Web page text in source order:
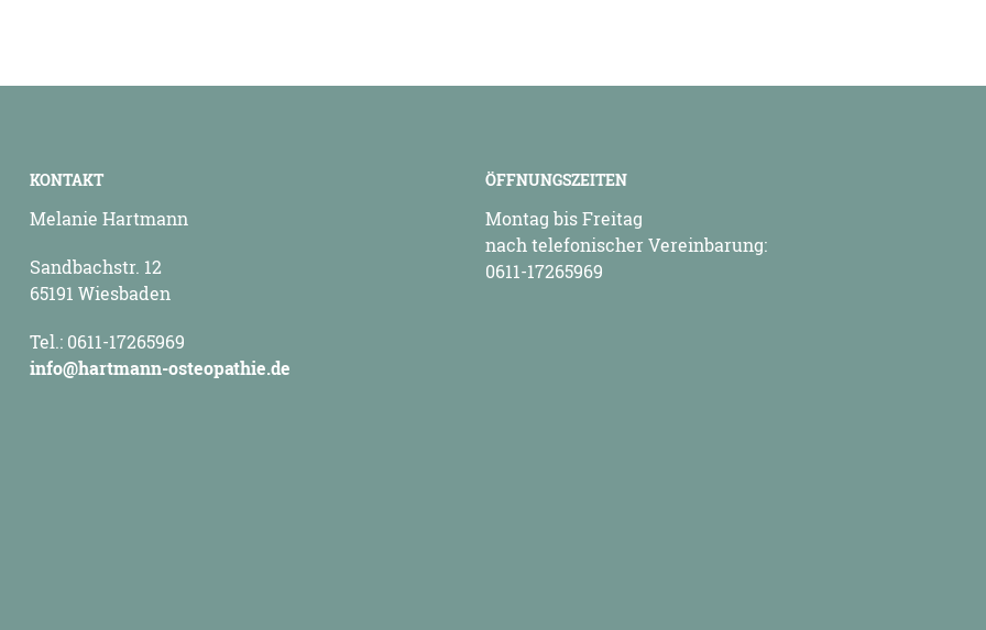
KONTAKT
Melanie Hartmann
Sandbachstr. 12
65191 Wiesbaden
Tel.: 0611-17265969
info@hartmann-osteopathie.de
ÖFFNUNGSZEITEN
Montag bis Freitag
nach telefonischer Vereinbarung:
0611-17265969